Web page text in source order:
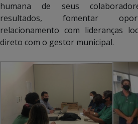
humana de seus
resultados, fomentar
relacionamento com lideranças
direto com o gestor municipal.